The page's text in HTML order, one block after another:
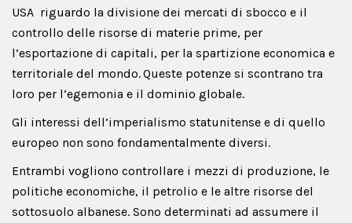
USA riguardo la divisione dei mercati di sbocco e il
controllo delle risorse di materie prime, per
l’esportazione di capitali, per la spartizione economica e
territoriale del mondo. Queste potenze si scontrano tra
loro per l’egemonia e il dominio globale.
Gli interessi dell’imperialismo statunitense e di quello
europeo non sono fondamentalmente diversi.
Entrambi vogliono controllare i mezzi di produzione, le
politiche economiche, il petrolio e le altre risorse del
sottosuolo albanese. Sono determinati ad assumere il